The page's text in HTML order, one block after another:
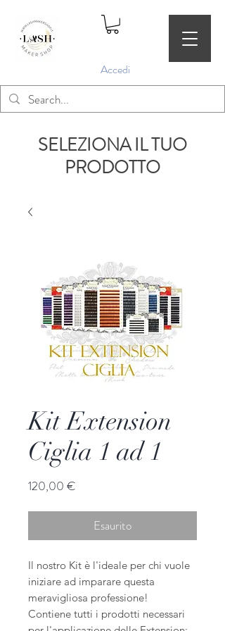
Accedi
SELEZIONA IL TUO
PRODOTTO
Kit Extension
Ciglia 1 ad 1
120,00 €
Esaurito
Il nostro Kit è l'ideale per chi vuole
iniziare ad imparare questa
meravigliosa professione!
Contiene tutti i prodotti necessari